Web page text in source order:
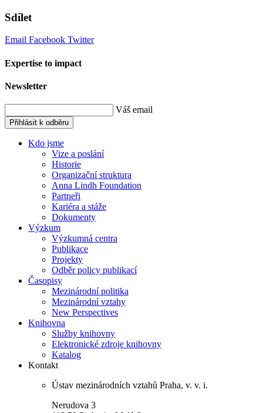
Sdílet
Email Facebook Twitter
Expertise to impact
Newsletter
Váš email
Přihlásit k odběru
Kdo jsme
Vize a poslání
Historie
Organizační struktura
Anna Lindh Foundation
Partneři
Kariéra a stáže
Dokumenty
Výzkum
Výzkumná centra
Publikace
Projekty
Odběr policy publikací
Časopisy
Mezinárodní politika
Mezinárodní vztahy
New Perspectives
Knihovna
Služby knihovny
Elektronické zdroje knihovny
Katalog
Kontakt
Ústav mezinárodních vztahů Praha, v. v. i.
Nerudova 3